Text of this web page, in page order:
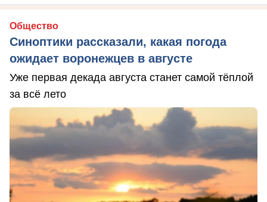
Общество
Синоптики рассказали, какая погода
ожидает воронежцев в августе
Уже первая декада августа станет самой тёплой
за всё лето